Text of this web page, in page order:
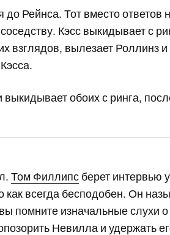
до Рейнса. Тот вместо ответов
Кэсс выкидывает с
взглядов, вылезает Роллинз
выкидывает обоих с ринга,
Том Филлипс берет интервью
как всегда бесподобен. Он
помните изначальные слухи
Невилла и удержать